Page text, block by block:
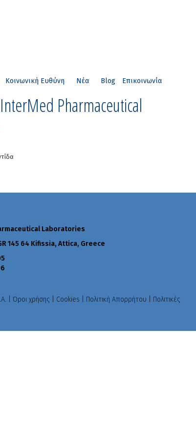
Κοινωνική Ευθύνη Νέα Blog Επικοινωνία
Pharmaceutical
Laboratories
145 64 Κifissia, Attica, Greece
| Όροι χρήσης Cookies Πολιτική Απορρήτου Πολιτικές